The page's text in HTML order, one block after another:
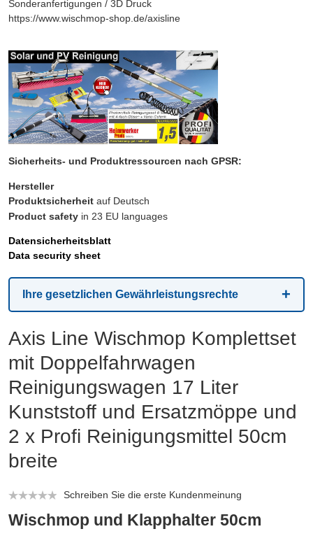
Sonderanfertigungen / 3D Druck
https://www.wischmop-shop.de/axisline
Sicherheits- und Produktressourcen nach GPSR:
Hersteller
Produktsicherheit auf Deutsch
Product safety in 23 EU languages
Datensicherheitsblatt
Data security sheet
Ihre gesetzlichen Gewährleistungsrechte
Axis Line Wischmop Komplettset
mit Doppelfahrwagen
Reinigungswagen 17 Liter
Kunststoff und Ersatzmöppe und
2 x Profi Reinigungsmittel 50cm
breite
Schreiben Sie die erste Kundenmeinung
Wischmop und Klapphalter 50cm